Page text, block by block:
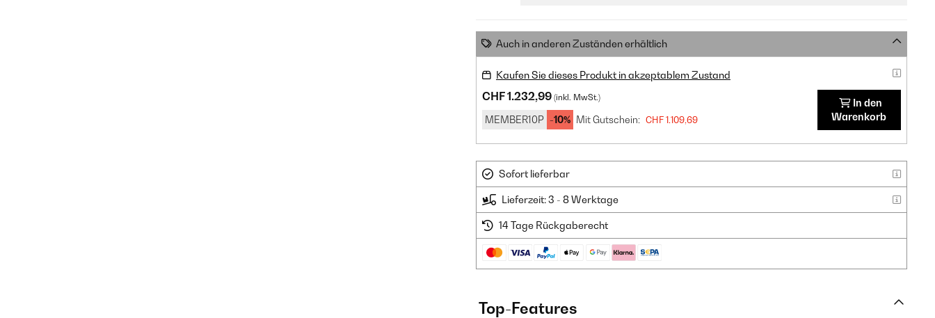
Auch in anderen Zuständen erhältlich
Kaufen Sie dieses Produkt in akzeptablem Zustand
CHF 1.232,99 (inkl. MwSt.)
MEMBER10P -10% Mit Gutschein: CHF 1.109,69
In den
Warenkorb
Sofort lieferbar
Lieferzeit: 3 - 8 Werktage
14 Tage Rückgaberecht
Top-Features